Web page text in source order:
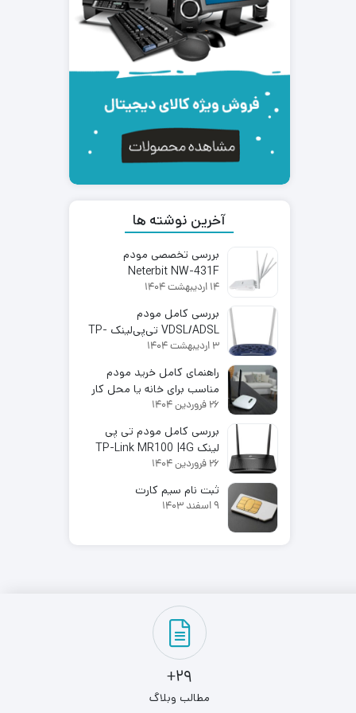
آخرین نوشته ها
بررسی تخصصی مودم
Neterbit NW-431F
14 اردیبهشت 1404
بررسی کامل مودم
VDSL/ADSL تی‌پی‌لینک TP-
پرسرعت با قیمت اقتصادی
3 اردیبهشت 1404
راهنمای کامل خرید مودم
مناسب برای خانه یا محل کار
در سال 2025
26 فروردین 1404
بررسی کامل مودم تی پی
لینک TP-Link MR100 |4G
LTE
26 فروردین 1404
ثبت نام سیم کارت
9 اسفند 1403
29+
مطالب وبلاگ